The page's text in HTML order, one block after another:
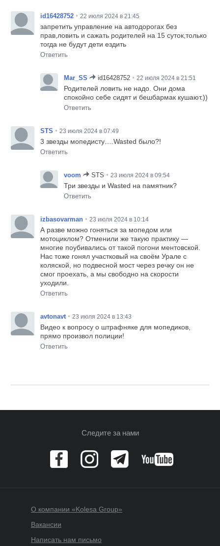
id16428752 • 22 июля 2024 в 21:45
запретить управление на автодорогах без
прав,ловить и сажать родителей на 15 суток,только
тогда не будут дети ездить
Ответить
Mar_SS id16428752 • 22 июля 2024 в 21:51
Родителей ловить не надо. Они дома
спокойно себе сидят и бешбармак кушают.))
Ответить
STS • 23 июля 2024 в 07:49
3 звезды мопедисту….Wasted было?!
Ответить
voom STS • 23 июля 2024 в 09:54
Три звезды и Wasted на памятник?
Ответить
izbasovarman • 23 июля 2024 в 10:14
А разве можно гоняться за мопедом или
мотоциклом? Отменили же такую практику —
многие поубивались от такой погони ментовской.
Нас тоже гонял участковый на своём Урале с
коляской, но подвесной мост через речку он не
смог проехать, а мы свободно на скорости
уходили.
Ответить
avtonavt • 23 июля 2024 в 13:43
Видео к вопросу о штрафняке для мопедиков,
прямо произвол полиции!
Ответить
Следите за нами
О компании «Kolesa Group»
Вакансии
Написать нам письмо